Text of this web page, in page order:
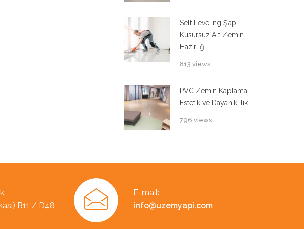
Self Leveling Şap —
Kusursuz Alt Zemin
Hazırlığı
813 views
PVC Zemin Kaplama-
Estetik ve Dayanıklılık
796 views
B11 / D48
E-mail:
info@uzemyapi.com